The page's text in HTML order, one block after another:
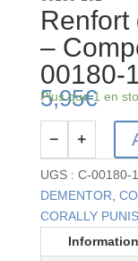
Renfort
–
00180-
5,95€
Plus que 1 en
quantité
de
Renfort
de
châssis
− +
UGS : C-00180-
DEMENTOR
CORALLY